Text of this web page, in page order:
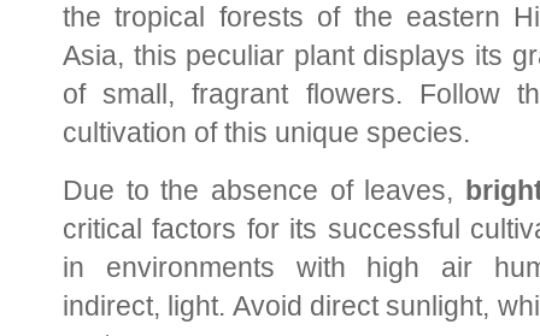
the tropical forests of the eastern
Asia, this peculiar plant displays its
of small, fragrant flowers. Follow
cultivation of this unique species.
Due to the absence of leaves,
critical factors for its successful
in environments with high air
indirect, light. Avoid direct sunlight,